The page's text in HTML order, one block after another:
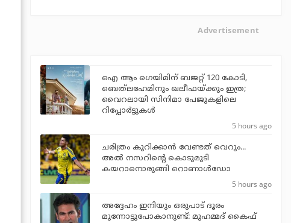
Advertisement
ഐ ആം ഗെയിമിന് ബജറ്റ് 120 കോടി,
ബെത്‌ലഹേമിനും ഖലീഫയ്ക്കും ഇത്ര;
വൈറലായി സിനിമാ പേജുകളിലെ
റിപ്പോര്‍ട്ടുകള്‍
5 hours ago
ചരിത്രം കുറിക്കാന്‍ വേണ്ടത് വെറും...
അല്‍ നസറിന്റെ കൊടുമുടി
കയറാനൊരുങ്ങി റൊണാള്‍ഡോ
5 hours ago
അദ്ദേഹം ഇനിയും ഒരുപാട് ദൂരം
മുന്നോട്ടുപോകാനുണ്ട്: മുഹമ്മദ് കൈഫ്